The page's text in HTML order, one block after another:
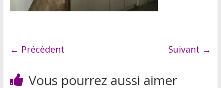
← Précédent Suivant →
Vous pourrez aussi aimer